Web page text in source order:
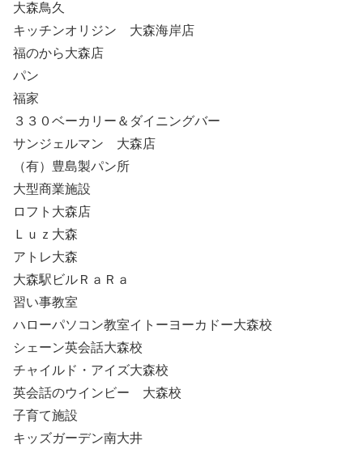
大森鳥久
キッチンオリジン 大森海岸店
福のから大森店
パン
福家
３３０ベーカリー＆ダイニングバー
サンジェルマン 大森店
（有）豊島製パン所
大型商業施設
ロフト大森店
Ｌｕｚ大森
アトレ大森
大森駅ビルＲａＲａ
習い事教室
ハローパソコン教室イトーヨーカドー大森校
シェーン英会話大森校
チャイルド・アイズ大森校
英会話のウインビー 大森校
子育て施設
キッズガーデン南大井